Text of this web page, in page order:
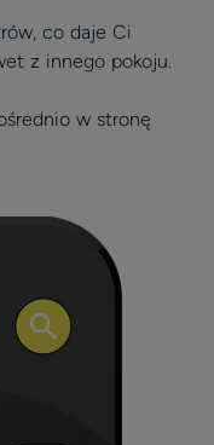
co daje Ci
z innego pokoju.
w stronę